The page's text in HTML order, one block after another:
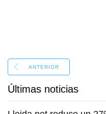
ANTERIOR
Últimas noticias